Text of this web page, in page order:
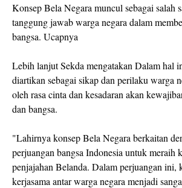
Konsep Bela Negara muncul sebagai salah
tanggung jawab warga negara dalam
bangsa. Ucapnya
Lebih lanjut Sekda mengatakan Dalam hal
diartikan sebagai sikap dan perilaku warga
oleh rasa cinta dan kesadaran akan
dan bangsa.
"Lahirnya konsep Bela Negara berkaitan
perjuangan bangsa Indonesia untuk meraih
penjajahan Belanda. Dalam perjuangan ini,
kerjasama antar warga negara menjadi